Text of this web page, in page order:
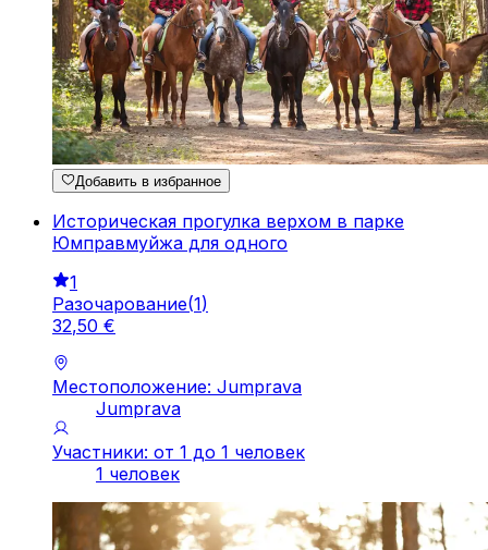
Добавить в избранное
Историческая прогулка верхом в парке
Юмправмуйжа для одного
1
Разочарование(1)
32,50 €
Местоположение: Jumprava
Jumprava
Участники: от 1 до 1 человек
1 человек